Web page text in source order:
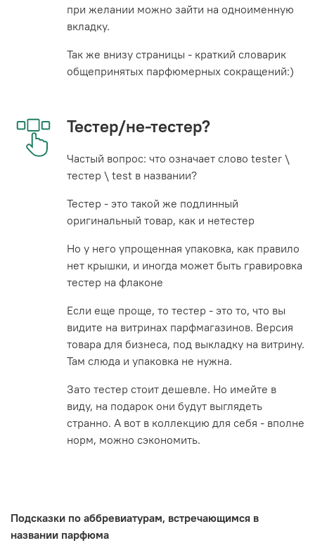
при желании можно зайти на одноименную
вкладку.
Так же внизу страницы - краткий словарик
общепринятых парфюмерных сокращений:)
Тестер/не-тестер?
Частый вопрос: что означает слово tester \
тестер \ test в названии?
Тестер - это такой же подлинный
оригинальный товар, как и нетестер
Но у него упрощенная упаковка, как правило
нет крышки, и иногда может быть гравировка
тестер на флаконе
Если еще проще, то тестер - это то, что вы
видите на витринах парфмагазинов. Версия
товара для бизнеса, под выкладку на витрину.
Там слюда и упаковка не нужна.
Зато тестер стоит дешевле. Но имейте в
виду, на подарок они будут выглядеть
странно. А вот в коллекцию для себя - вполне
норм, можно сэкономить.
Подсказки по аббревиатурам, встречающимся в
названии парфюма